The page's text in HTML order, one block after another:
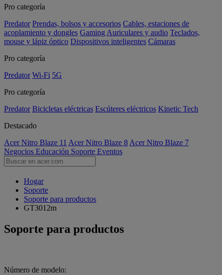
Pro categoría
Predator Prendas, bolsos y accesorios Cables, estaciones de
acoplamiento y dongles Gaming Auriculares y audio Teclados,
mouse y lápiz óptico Dispositivos inteligentes Cámaras
Pro categoría
Predator Wi-Fi 5G
Pro categoría
Predator Bicicletas eléctricas Escúteres eléctricos Kinetic Tech
Destacado
Acer Nitro Blaze 11 Acer Nitro Blaze 8 Acer Nitro Blaze 7
Negocios Educación Soporte Eventos
Hogar
Soporte
Soporte para productos
GT3012m
Soporte para productos
Número de modelo: